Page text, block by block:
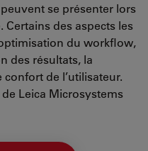
se présenter lors
Certains des aspects les
du workflow,
des résultats, la
de l’utilisateur.
Leica Microsystems